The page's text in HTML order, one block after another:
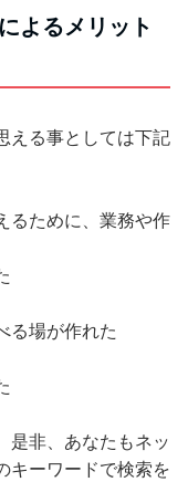
よるメリット
える事としては下記
るために、業務や作
る場が作れた
是非、あなたもネッ
キーワードで検索を